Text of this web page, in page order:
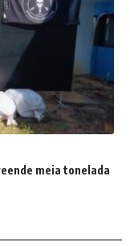
meia tonelada